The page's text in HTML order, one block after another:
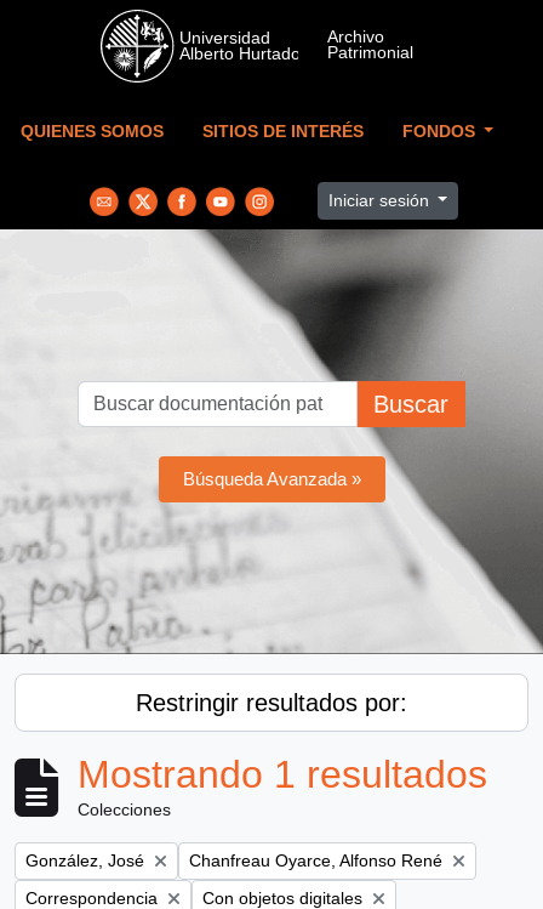
Skip to main content
QUIENES SOMOS SITIOS DE INTERÉS FONDOS
Iniciar sesión
Buscar
Búsqueda Avanzada »
Restringir resultados por:
Mostrando 1 resultados
Colecciones
Remove filter:
González, José Remove filter:
Chanfreau Oyarce, Alfonso René
Remove filter:
Correspondencia Remove filter:
Con objetos digitales